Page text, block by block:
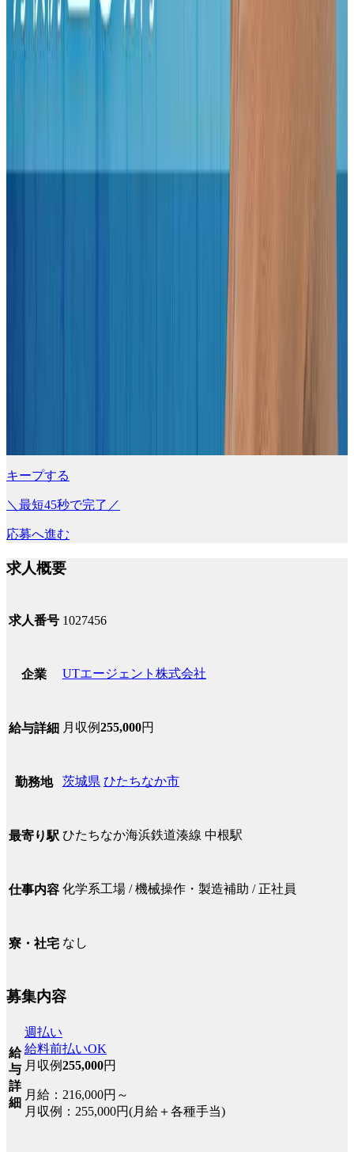
キープする
＼最短45秒で完了／
応募へ進む
求人概要
求人番号 1027456
企業 UTエージェント株式会社
給与詳細 月収例255,000円
勤務地 茨城県 ひたちなか市
最寄り駅 ひたちなか海浜鉄道湊線 中根駅
仕事内容 化学系工場 / 機械操作・製造補助 / 正社員
寮・社宅 なし
募集内容
給
与
詳
細
週払い
給料前払いOK
月収例255,000円
月給：216,000円～
月収例：255,000円(月給＋各種手当)